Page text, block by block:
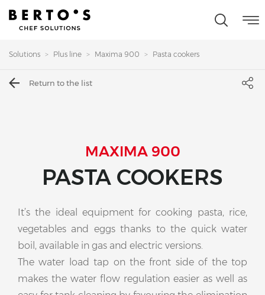
Solutions Plus line Maxima 900 Pasta cookers
Return to the list
MAXIMA 900
PASTA COOKERS
It’s the ideal equipment for cooking pasta, rice,
vegetables and eggs thanks to the quick water
boil, available in gas and electric versions.
The water load tap on the front side of the top
makes the water flow regulation easier as well as